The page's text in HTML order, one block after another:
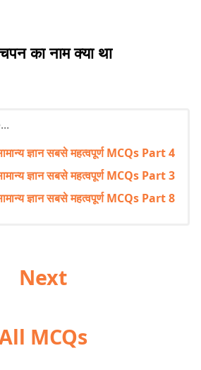
का नाम क्या था
ज्ञान सबसे महत्वपूर्ण MCQs Part 4
ज्ञान सबसे महत्वपूर्ण MCQs Part 3
ज्ञान सबसे महत्वपूर्ण MCQs Part 8
Next
MCQs